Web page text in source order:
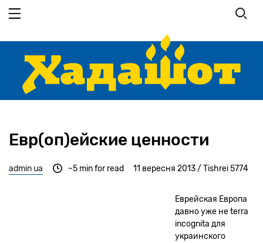
основного
Евр(оп)ейские ценности
admin ua 11 вересня 2013 / Tishrei 5774
~5 min for read
Еврейская Европа
давно уже не terra
incognita для
украинского